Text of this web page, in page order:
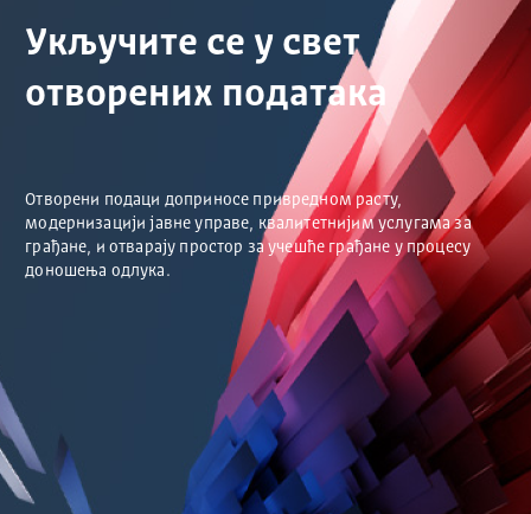
Укључите се у свет
отворених података
Отворени подаци доприносе привредном расту,
модернизацији јавне управе, квалитетнијим услугама за
грађане, и отварају простор за учешће грађане у процесу
доношења одлука.